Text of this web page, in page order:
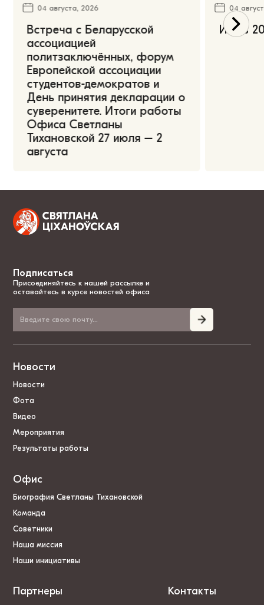
04 августа, 2026
Встреча с Беларусской
ассоциацией
политзаключённых, форум
Европейской ассоциации
студентов-демократов и
День принятия декларации о
суверенитете. Итоги работы
Офиса Светланы
Тихановской 27 июля – 2
августа
04
Июль
Подписаться
Присоединяйтесь к нашей рассылке и
оставайтесь в курсе новостей офиса
Новости
Новости
Фота
Видео
Мероприятия
Результаты работы
Офис
Биография Светланы Тихановской
Команда
Советники
Наша миссия
Наши инициативы
Партнеры Контакты